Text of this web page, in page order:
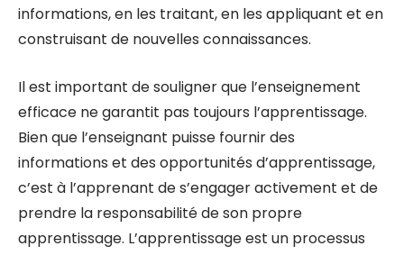
informations, en les traitant, en les appliquant et en
construisant de nouvelles connaissances.
Il est important de souligner que l’enseignement
efficace ne garantit pas toujours l’apprentissage.
Bien que l’enseignant puisse fournir des
informations et des opportunités d’apprentissage,
c’est à l’apprenant de s’engager activement et de
prendre la responsabilité de son propre
apprentissage. L’apprentissage est un processus